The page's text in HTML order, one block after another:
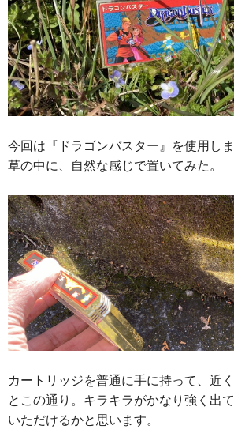
今回は『ドラゴンバスター』を使用し
草の中に、自然な感じで置いてみた。
カートリッジを普通に手に持って、近
とこの通り。キラキラがかなり強く出
いただけるかと思います。